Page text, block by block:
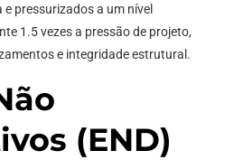
pressurizados a um nível
1.5 vezes a pressão de projeto,
e integridade estrutural.
(END)